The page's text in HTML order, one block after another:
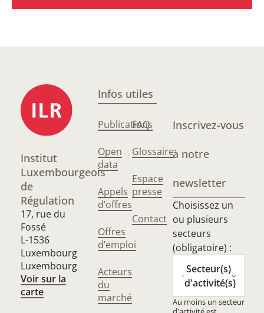
Institut
Luxembourgeois
de
Régulation
17, rue du
Fossé
L-1536
Luxembourg
Luxembourg
Voir sur la
carte
Infos utiles
Publications
Open
data
Appels
d’offres
Offres
d’emploi
Acteurs
du
marché
FAQ
Glossaire
Espace
presse
Contact
Inscrivez-vous
à notre
newsletter
Choisissez un
ou plusieurs
secteurs
(obligatoire) :
Secteur(s)
d'activité(s)
Au moins un secteur